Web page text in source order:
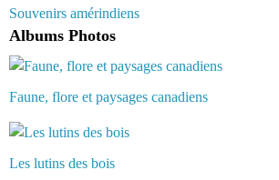
Souvenirs amérindiens
Albums Photos
Faune, flore et paysages canadiens
Les lutins des bois